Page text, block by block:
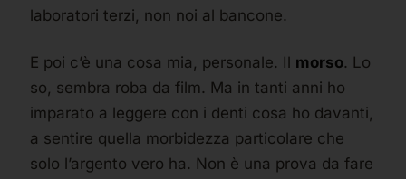
laboratori terzi, non noi al bancone.
E poi c’è una cosa mia, personale. Il morso. Lo
so, sembra roba da film. Ma in tanti anni ho
imparato a leggere con i denti cosa ho davanti,
a sentire quella morbidezza particolare che
solo l’argento vero ha. Non è una prova da fare